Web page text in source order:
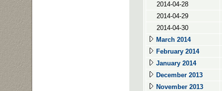
2014-04-28
2014-04-29
2014-04-30
March 2014
February 2014
January 2014
December 2013
November 2013